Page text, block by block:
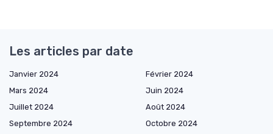
Les articles par date
Janvier 2024
Février 2024
Mars 2024
Juin 2024
Juillet 2024
Août 2024
Septembre 2024
Octobre 2024